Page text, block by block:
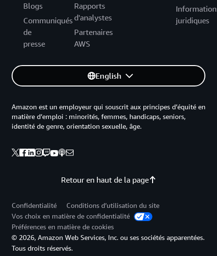
Blogs
Communiqués
de
presse
Rapports
d'analystes
Partenaires
AWS
juridiques
English
Retour en haut de la page
Amazon est un employeur qui souscrit aux principes d’équité en
matière d’emploi : minorités, femmes, handicaps, seniors,
identité de genre, orientation sexuelle, âge.
Confidentialité
Conditions d’utilisation du site
Vos choix en matière de confidentialité
Préférences en matière de cookies
© 2026, Amazon Web Services, Inc. ou ses sociétés apparentées.
Tous droits réservés.